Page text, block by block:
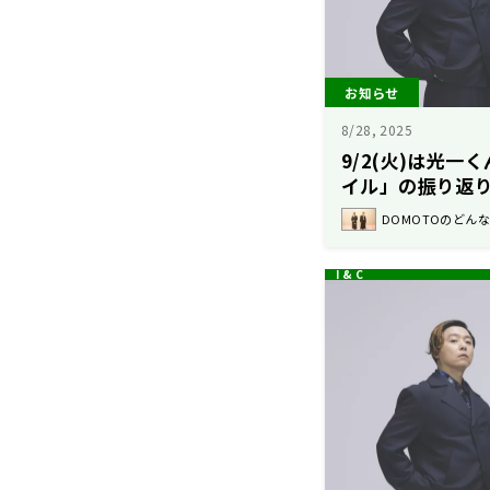
お知らせ
8/28, 2025
9/2(火)は光一く
イル」の振り返
DOMOTOのどん